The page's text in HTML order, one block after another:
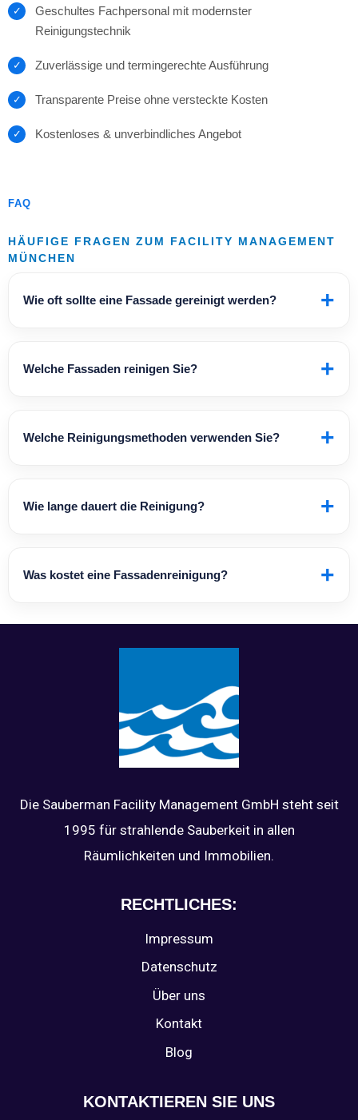
Geschultes Fachpersonal mit modernster
Reinigungstechnik
Zuverlässige und termingerechte Ausführung
Transparente Preise ohne versteckte Kosten
Kostenloses & unverbindliches Angebot
FAQ
HÄUFIGE FRAGEN ZUM FACILITY MANAGEMENT
MÜNCHEN
Wie oft sollte eine Fassade gereinigt werden? +
Welche Fassaden reinigen Sie? +
Welche Reinigungsmethoden verwenden Sie? +
Wie lange dauert die Reinigung? +
Was kostet eine Fassadenreinigung? +
Die Sauberman Facility Management GmbH steht seit
1995 für strahlende Sauberkeit in allen
Räumlichkeiten und Immobilien.
RECHTLICHES:
Impressum
Datenschutz
Über uns
Kontakt
Blog
KONTAKTIEREN SIE UNS